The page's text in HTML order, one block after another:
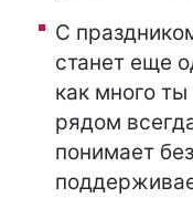
С
станет еще
как много
рядом
понимает